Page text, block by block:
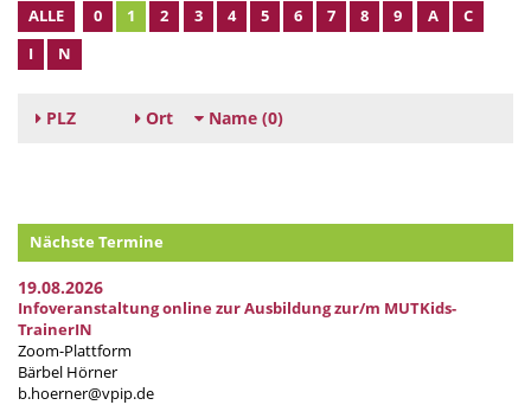
ALLE 0 1 2 3 4 5 6 7 8 9 A
C
I
N
PLZ Ort Name (0)
Nächste Termine
19.08.2026
Infoveranstaltung online zur Ausbildung zur/m MUTKids-
TrainerIN
Zoom-Plattform
Bärbel Hörner
b.hoerner@vpip.de